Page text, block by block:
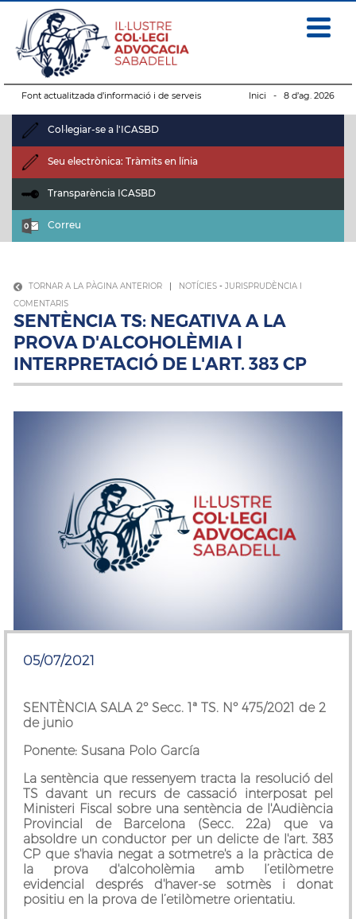
Font actualitzada d’informació i de serveis Inici - 8 d’ag. 2026
Col·legiar-se a l'ICASBD
Seu electrònica: Tràmits en línia
Transparència ICASBD
Correu
TORNAR A LA PÀGINA ANTERIOR | NOTÍCIES - JURISPRUDÈNCIA I
COMENTARIS
SENTÈNCIA TS: NEGATIVA A LA
PROVA D'ALCOHOLÈMIA I
INTERPRETACIÓ DE L'ART. 383 CP
05/07/2021
SENTÈNCIA SALA 2º Secc. 1ª TS. Nº 475/2021 de 2
de junio
Ponente: Susana Polo García
La sentència que ressenyem tracta la resolució del
TS davant un recurs de cassació interposat pel
Ministeri Fiscal sobre una sentència de l'Audiència
Provincial de Barcelona (Secc. 22a) que va
absoldre un conductor per un delicte de l'art. 383
CP que s'havia negat a sotmetre's a la pràctica de
la prova d'alcoholèmia amb l’etilòmetre
evidencial després d'haver-se sotmès i donat
positiu en la prova de l’etilòmetre orientatiu.